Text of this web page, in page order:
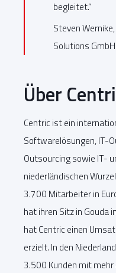
begleitet.“
Steven
Solutions GmbH
Über
Centric ist ein
Softwarelösungen, IT-
Outsourcing sowie IT-
niederländischen
3.700 Mitarbeiter in
hat ihren Sitz in Gouda
hat Centric einen
erzielt. In den
3.500 Kunden mit